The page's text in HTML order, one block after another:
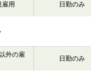
雇用 日勤のみ
外の雇
日勤のみ